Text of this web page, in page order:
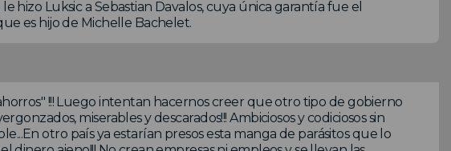
hizo Luksic a Sebastian Davalos, cuya única garantía fue el
es hijo de Michelle Bachelet.
!!! Luego intentan hacernos creer que otro tipo de gobierno
miserables y descarados!!! Ambiciosos y codiciosos sin
otro país ya estarían presos esta manga de parásitos que lo